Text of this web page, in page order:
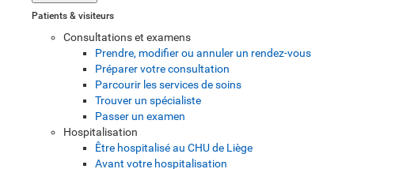
Patients & visiteurs
Consultations et examens
Prendre, modifier ou annuler un rendez-vous
Préparer votre consultation
Parcourir les services de soins
Trouver un spécialiste
Passer un examen
Hospitalisation
Être hospitalisé au CHU de Liège
Avant votre hospitalisation